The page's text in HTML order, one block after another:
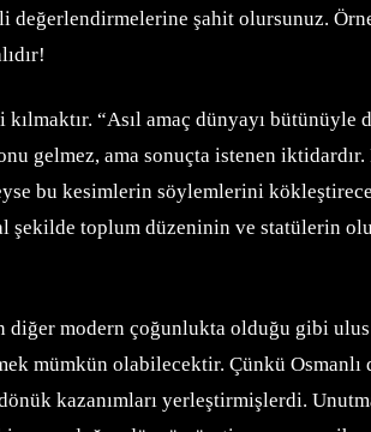
şahit olursunuz.
“Asıl amaç dünyayı
gelmez, ama sonuçta istenen
bu kesimlerin söylemlerini
toplum düzeninin ve statülerin
diğer modern çoğunlukta olduğu gibi
mümkün olabilecektir. Çünkü
kazanımları yerleştirmişlerdi.